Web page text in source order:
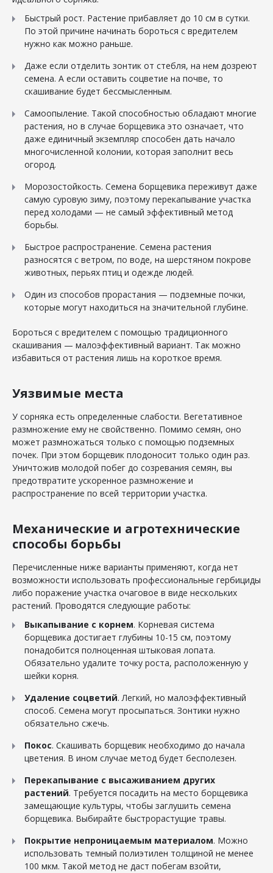
Быстрый рост. Растение прибавляет до 10 см в сутки.
По этой причине начинать бороться с вредителем
нужно как можно раньше.
Даже если отделить зонтик от стебля, на нем дозреют
семена. А если оставить соцветие на почве, то
скашивание будет бессмысленным.
Самоопыление. Такой способностью обладают многие
растения, но в случае борщевика это означает, что
даже единичный экземпляр способен дать начало
многочисленной колонии, которая заполнит весь
огород.
Морозостойкость. Семена борщевика переживут даже
самую суровую зиму, поэтому перекапывание участка
перед холодами — не самый эффективный метод
борьбы.
Быстрое распространение. Семена растения
разносятся с ветром, по воде, на шерстяном покрове
животных, перьях птиц и одежде людей.
Один из способов прорастания — подземные почки,
которые могут находиться на значительной глубине.
Бороться с вредителем с помощью традиционного
скашивания — малоэффективный вариант. Так можно
избавиться от растения лишь на короткое время.
Уязвимые места
У сорняка есть определенные слабости. Вегетативное
размножение ему не свойственно. Помимо семян, оно
может размножаться только с помощью подземных
почек. При этом борщевик плодоносит только один раз.
Уничтожив молодой побег до созревания семян, вы
предотвратите ускоренное размножение и
распространение по всей территории участка.
Механические и агротехнические
способы борьбы
Перечисленные ниже варианты применяют, когда нет
возможности использовать профессиональные гербициды
либо поражение участка очаговое в виде нескольких
растений. Проводятся следующие работы:
Выкапывание с корнем. Корневая система
борщевика достигает глубины 10-15 см, поэтому
понадобится полноценная штыковая лопата.
Обязательно удалите точку роста, расположенную у
шейки корня.
Удаление соцветий. Легкий, но малоэффективный
способ. Семена могут просыпаться. Зонтики нужно
обязательно сжечь.
Покос. Скашивать борщевик необходимо до начала
цветения. В ином случае метод будет бесполезен.
Перекапывание с высаживанием других
растений. Требуется посадить на место борщевика
замещающие культуры, чтобы заглушить семена
борщевика. Выбирайте быстрорастущие травы.
Покрытие непроницаемым материалом. Можно
использовать темный полиэтилен толщиной не менее
100 мкм. Такой метод не даст побегам взойти,